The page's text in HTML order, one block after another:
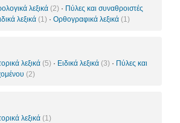
λεξικά (2) · Πύλες και συναθροιστές
λεξικά (1) · Ορθογραφικά λεξικά (1)
λεξικά (5) · Ειδικά λεξικά (3) · Πύλες και
(2)
λεξικά (1)